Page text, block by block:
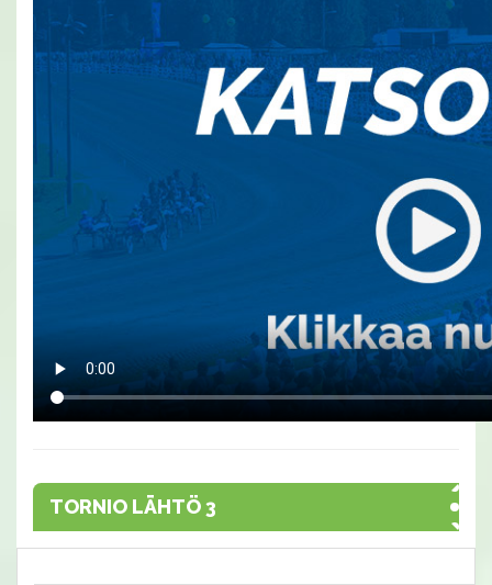
TORNIO LÄHTÖ 3